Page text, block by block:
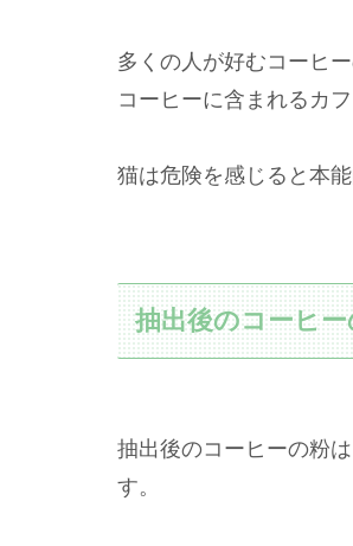
多くの人が好むコーヒ
コーヒーに含まれるカ
猫は危険を感じると本
抽出後のコーヒ
抽出後のコーヒーの粉
す。